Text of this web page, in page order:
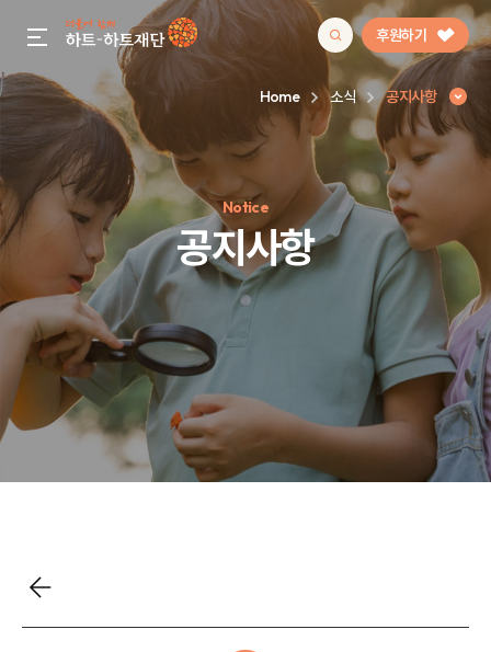
gnb menu open 후원하기
인기 키워드
#정기후원#하트플레이스#캠페인#팬덤후원
Home 소식 공지사항
Notice
공지사항